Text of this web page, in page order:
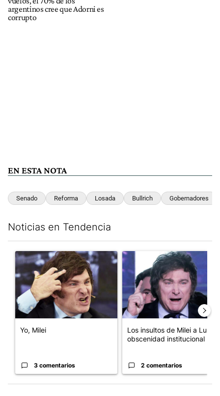
argentinos cree que Adorni es
corrupto
EN ESTA NOTA
Senado Reforma Losada Bullrich Gobernadores
Noticias en Tendencia
Un artículo de tendencia con el título "Yo, Milei" con 3
Yo, Milei
3 comentarios
Un artículo de tendencia con
Los insultos de Milei a Lula:
obscenidad institucional
2 comentarios